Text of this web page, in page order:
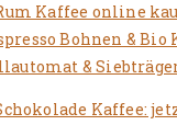
Kaffee online
Bohnen & Bio
&
Kaffee: